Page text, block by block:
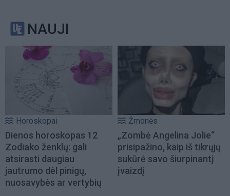
NAUJI
Horoskopai
Dienos horoskopas 12
Zodiako ženklų: gali
atsirasti daugiau
jautrumo dėl pinigų,
nuosavybės ar vertybių
Žmonės
„Zombė Angelina Jolie“
prisipažino, kaip iš tikrųjų
sukūrė savo šiurpinantį
įvaizdį